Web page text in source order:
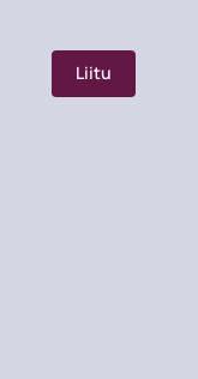
Liitu